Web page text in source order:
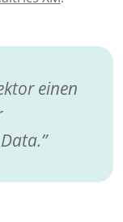
einen